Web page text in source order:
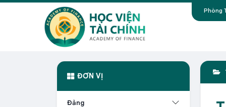
Phòng
ĐƠN VỊ
Đảng